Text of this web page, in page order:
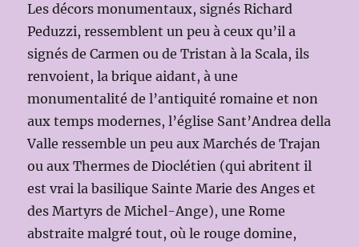
Les décors monumentaux, signés Richard
Peduzzi, ressemblent un peu à ceux qu’il a
signés de Carmen ou de Tristan à la Scala, ils
renvoient, la brique aidant, à une
monumentalité de l’antiquité romaine et non
aux temps modernes, l’église Sant’Andrea della
Valle ressemble un peu aux Marchés de Trajan
ou aux Thermes de Dioclétien (qui abritent il
est vrai la basilique Sainte Marie des Anges et
des Martyrs de Michel-Ange), une Rome
abstraite malgré tout, où le rouge domine,